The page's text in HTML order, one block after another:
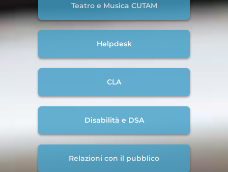
Teatro e Musica CUTAM
Helpdesk
CLA
Disabilità e DSA
Relazioni con il pubblico